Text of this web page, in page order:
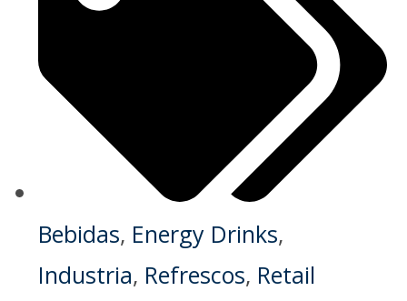
Bebidas, Energy Drinks,
Industria, Refrescos, Retail